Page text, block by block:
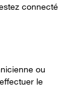
connecté
ou
le